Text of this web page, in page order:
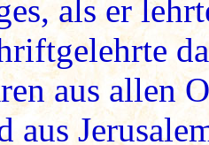
als er
aus allen
aus